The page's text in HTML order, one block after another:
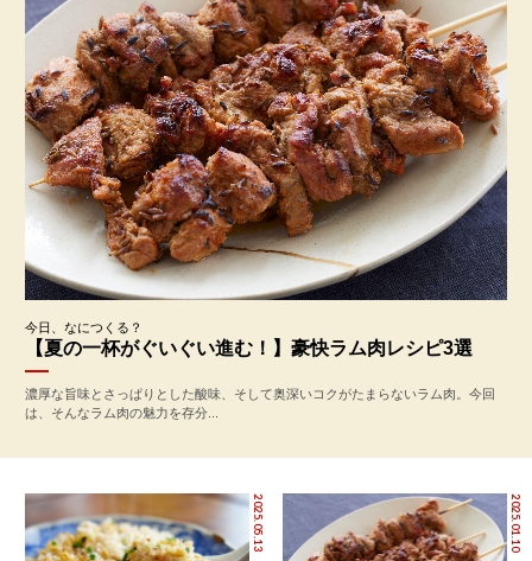
今日、なにつくる？
【夏の一杯がぐいぐい進む！】豪快ラム肉レシピ3選
濃厚な旨味とさっぱりとした酸味、そして奥深いコクがたまらないラム肉。今回
は、そんなラム肉の魅力を存分...
2025.05.13 2025.01.10